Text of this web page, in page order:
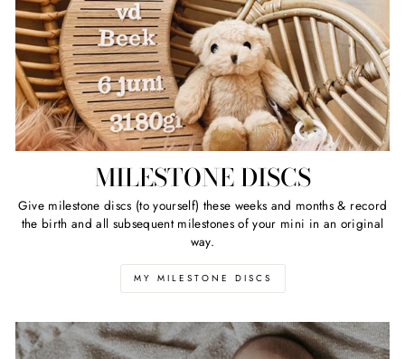
MILESTONE DISCS
Give milestone discs (to yourself) these weeks and months & record
the birth and all subsequent milestones of your mini in an original
way.
MY MILESTONE DISCS